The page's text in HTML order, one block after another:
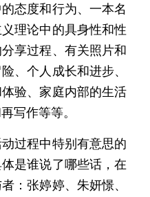
态度和行为、一本名
理论中的具身性和性
享过程、有关照片和
、个人成长和进步、
验、家庭内部的生活
写作等等。
过程中特别有意思的
是谁说了哪些话，在
：张婷婷、朱妍憬、